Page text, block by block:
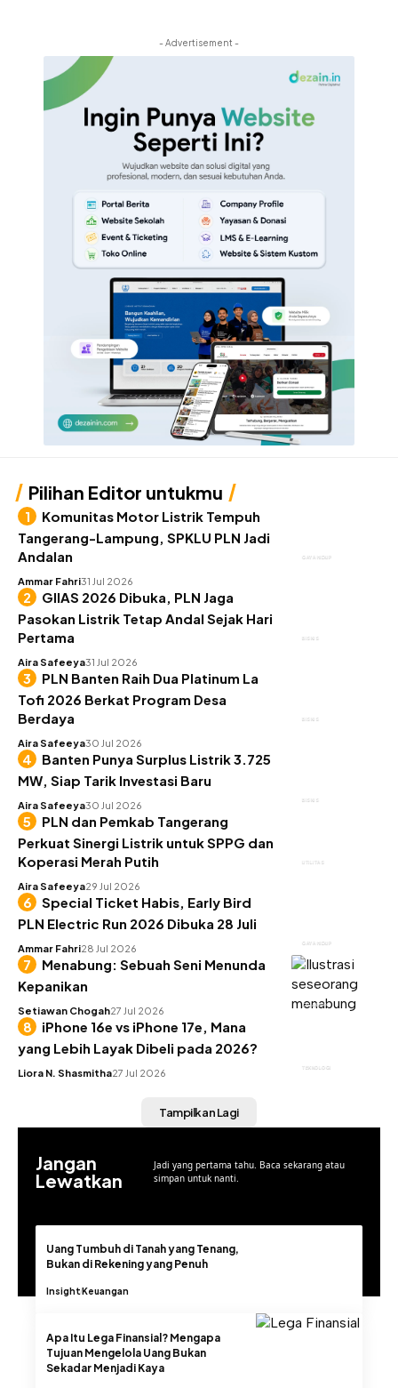
- Advertisement -
Pilihan Editor untukmu
GAYA HIDUP
Komunitas Motor Listrik Tempuh
Tangerang-Lampung, SPKLU PLN Jadi
Andalan
Ammar Fahri31 Jul 2026
BISNIS
GIIAS 2026 Dibuka, PLN Jaga
Pasokan Listrik Tetap Andal Sejak Hari
Pertama
Aira Safeeya31 Jul 2026
BISNIS
PLN Banten Raih Dua Platinum La
Tofi 2026 Berkat Program Desa
Berdaya
Aira Safeeya30 Jul 2026
BISNIS
Banten Punya Surplus Listrik 3.725
MW, Siap Tarik Investasi Baru
Aira Safeeya30 Jul 2026
UTILITAS
PLN dan Pemkab Tangerang
Perkuat Sinergi Listrik untuk SPPG dan
Koperasi Merah Putih
Aira Safeeya29 Jul 2026
GAYA HIDUP
Special Ticket Habis, Early Bird
PLN Electric Run 2026 Dibuka 28 Juli
Ammar Fahri28 Jul 2026
KEUANGAN
Menabung: Sebuah Seni Menunda
Kepanikan
Setiawan Chogah27 Jul 2026
TEKNOLOGI
iPhone 16e vs iPhone 17e, Mana
yang Lebih Layak Dibeli pada 2026?
Liora N. Shasmitha27 Jul 2026
Tampilkan Lagi
Jangan
Lewatkan
Jadi yang pertama tahu. Baca sekarang atau
simpan untuk nanti.
Uang Tumbuh di Tanah yang Tenang,
Bukan di Rekening yang Penuh
InsightKeuangan
Apa Itu Lega Finansial? Mengapa
Tujuan Mengelola Uang Bukan
Sekadar Menjadi Kaya